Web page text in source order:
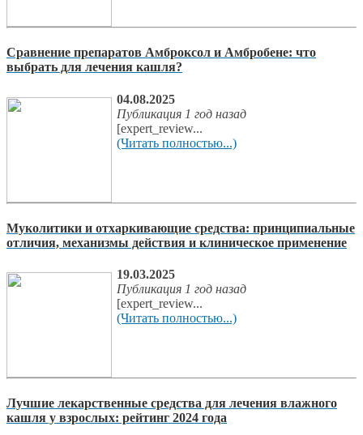
Сравнение препаратов Амброксол и Амбробене: что
выбрать для лечения кашля?
04.08.2025
Публикация 1 год назад
[expert_review...
(Читать полностью...)
Муколитики и отхаркивающие средства: принципиальные
отличия, механизмы действия и клиническое применение
19.03.2025
Публикация 1 год назад
[expert_review...
(Читать полностью...)
Лучшие лекарственные средства для лечения влажного
кашля у взрослых: рейтинг 2024 года